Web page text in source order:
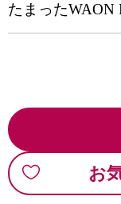
たまったWAON
お